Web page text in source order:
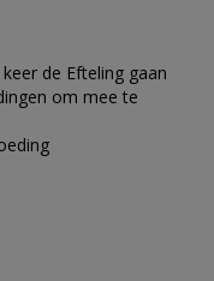
de Efteling gaan
om mee te